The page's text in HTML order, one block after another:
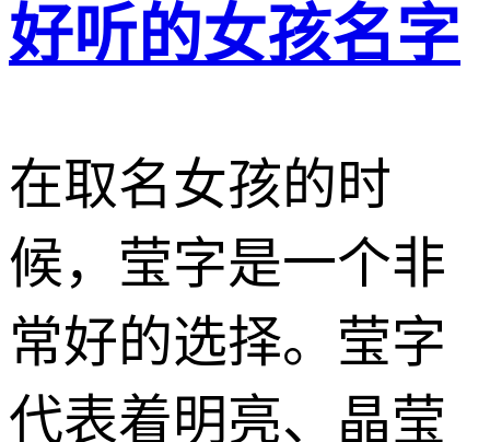
好听的女孩名字
在取名女孩的时
候，莹字是一个非
常好的选择。莹字
代表着明亮、晶莹